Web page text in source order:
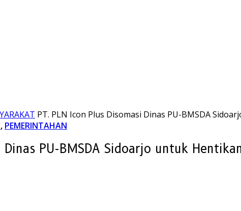
PT. PLN Icon Plus Disomasi Dinas PU-BMSDA
, PEMERINTAHAN
Dinas PU-BMSDA Sidoarjo untuk